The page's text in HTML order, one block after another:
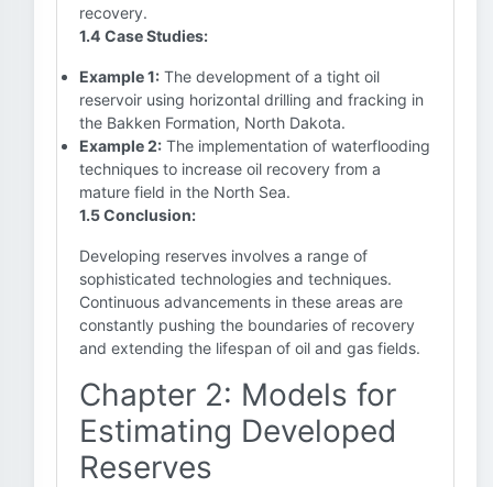
recovery.
1.4 Case Studies:
Example 1: The development of a tight oil
reservoir using horizontal drilling and fracking in
the Bakken Formation, North Dakota.
Example 2: The implementation of waterflooding
techniques to increase oil recovery from a
mature field in the North Sea.
1.5 Conclusion:
Developing reserves involves a range of
sophisticated technologies and techniques.
Continuous advancements in these areas are
constantly pushing the boundaries of recovery
and extending the lifespan of oil and gas fields.
Chapter 2: Models for
Estimating Developed
Reserves